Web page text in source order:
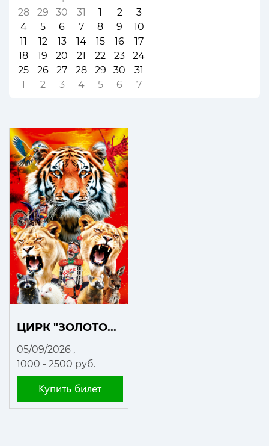
28
29 30 31 1 2
3
4
5 6 7 8 9
10
11
12 13 14 15 16
17
18
19 20 21 22 23
24
25
26 27 28 29 30
31
1
2 3 4 5 6 7
ЦИРК "ЗОЛОТО...
05/09/2026 ,
1000 - 2500 руб.
Купить билет